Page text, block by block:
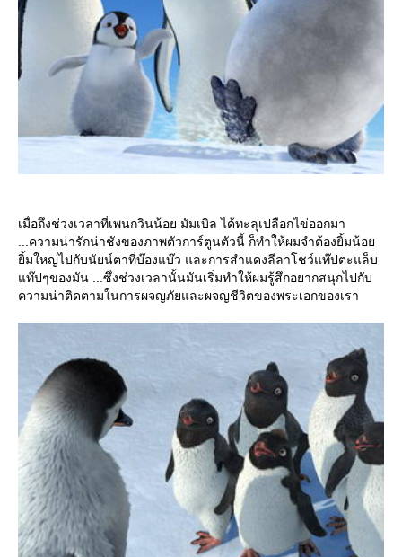
เมื่อถึงช่วงเวลาที่เพนกวินน้อย มัมเบิล ได้ทะลุเปลือกไข่ออกมา
...ความน่ารักน่าชังของภาพตัวการ์ตูนตัวนี้ ก็ทำให้ผมจำต้องยิ้มน้อ
ิ้มใหญ่ไปกับนัยน์ตาที่บ๊องแบ๊ว และการสำแดงลีลาโชว์แท๊ปตะแล็บ
ท๊ปๆของมัน ...ซึ่งช่วงเวลานั้นมันเริ่มทำให้ผมรู้สึกอยากสนุกไปกับ
ความน่าติดตามในการผจญภัยและผจญชีวิตของพระเอกของเรา